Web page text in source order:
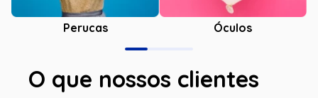
Perucas Óculos
O que nossos clientes